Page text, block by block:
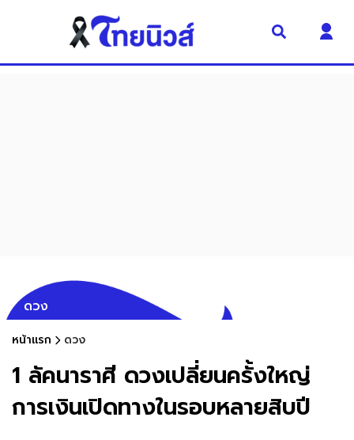
ดวง
หน้าแรก ดวง
1 ลัคนาราศี ดวงเปลี่ยนครั้งใหญ่
การเงินเปิดทางในรอบหลายสิบปี